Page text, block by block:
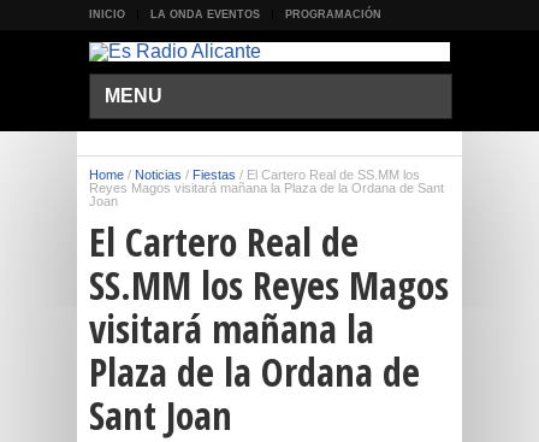
INICIO LA ONDA EVENTOS PROGRAMACIÓN
MENU
Home / Noticias / Fiestas / El Cartero Real de SS.MM los
Reyes Magos visitará mañana la Plaza de la Ordana de Sant
Joan
El Cartero Real de
SS.MM los Reyes Magos
visitará mañana la
Plaza de la Ordana de
Sant Joan